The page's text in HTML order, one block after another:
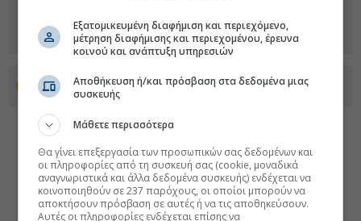
Προσθέστε το euro2day.gr στο Discover
Εξατομικευμένη διαφήμιση και περιεχόμενο,
μέτρηση διαφήμισης και περιεχομένου, έρευνα
κοινού και ανάπτυξη υπηρεσιών
Αποθήκευση ή/και πρόσβαση στα δεδομένα μιας
συσκευής
Μάθετε περισσότερα
Θα γίνει επεξεργασία των προσωπικών σας δεδομένων και
οι πληροφορίες από τη συσκευή σας (cookie, μοναδικά
αναγνωριστικά και άλλα δεδομένα συσκευής) ενδέχεται να
κοινοποιηθούν σε 237 παρόχους, οι οποίοι μπορούν να
αποκτήσουν πρόσβαση σε αυτές ή να τις αποθηκεύσουν.
Αυτές οι πληροφορίες ενδέχεται επίσης να